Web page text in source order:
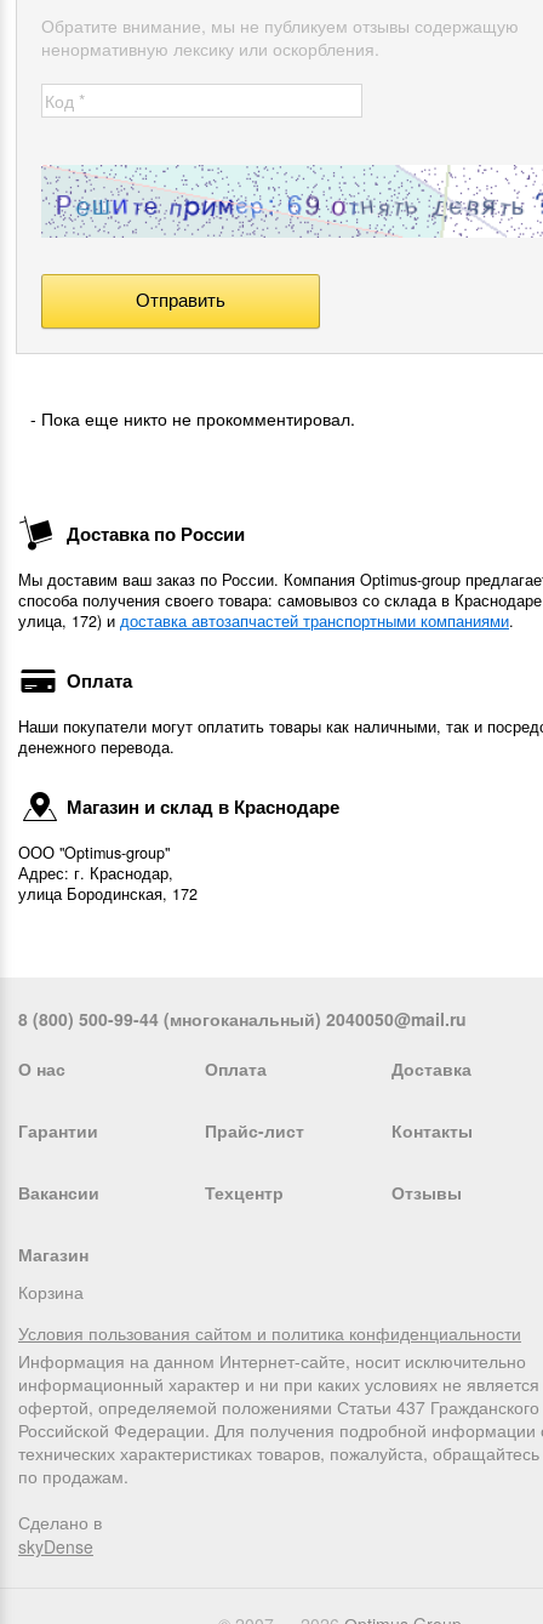
Обратите внимание, мы не публикуем отзывы содержащую
ненормативную лексику или оскорбления.
- Пока еще никто не прокомментировал.
Доставка по России
Мы доставим ваш заказ по России. Компания Optimus-group
способа получения своего товара: самовывоз со склада в
улица, 172) и доставка автозапчастей транспортными компаниями.
Оплата
Наши покупатели могут оплатить товары как наличными, так и
денежного перевода.
Магазин и склад в Краснодаре
ООО "Optimus-group"
Адрес: г. Краснодар,
улица Бородинская, 172
8 (800) 500-99-44 (многоканальный) 2040050@mail.ru
О нас Оплата Доставка
Гарантии Прайс-лист Контакты
Вакансии Техцентр Отзывы
Магазин
Корзина
Условия пользования сайтом и политика конфиденциальности
Информация на данном Интернет-сайте, носит исключительно
информационный характер и ни при каких условиях не
офертой, определяемой положениями Статьи 437 Гражданского
Российской Федерации. Для получения подробной информации
технических характеристиках товаров, пожалуйста,
по продажам.
Сделано в
skyDense